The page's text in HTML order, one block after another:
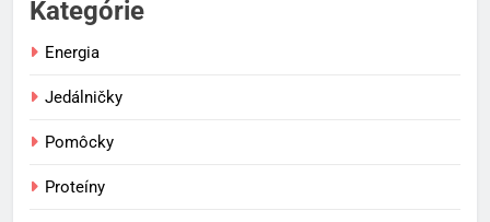
Kategórie
Energia
Jedálničky
Pomôcky
Proteíny